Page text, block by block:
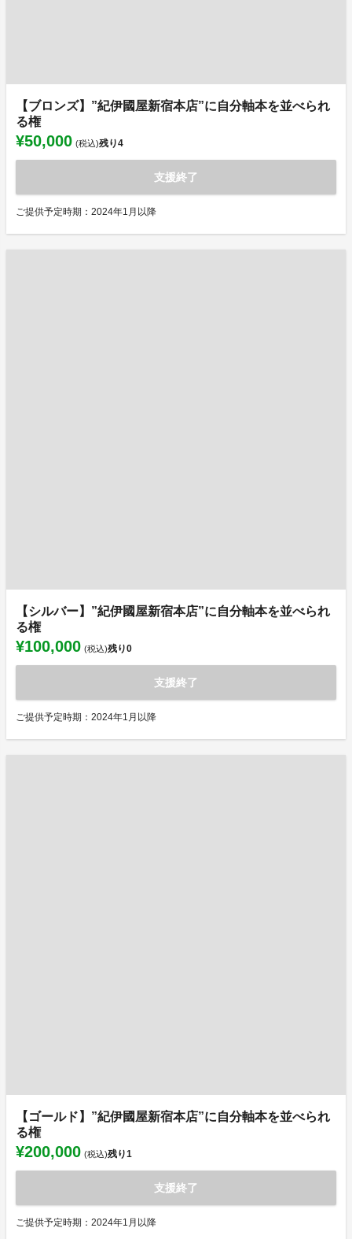
【ブロンズ】”紀伊國屋新宿本店”に自分軸本を並べられ
る権
¥50,000 (税込)残り4
支援終了
ご提供予定時期：2024年1月以降
【シルバー】”紀伊國屋新宿本店”に自分軸本を並べられ
る権
¥100,000 (税込)残り0
支援終了
ご提供予定時期：2024年1月以降
【ゴールド】”紀伊國屋新宿本店”に自分軸本を並べられ
る権
¥200,000 (税込)残り1
支援終了
ご提供予定時期：2024年1月以降